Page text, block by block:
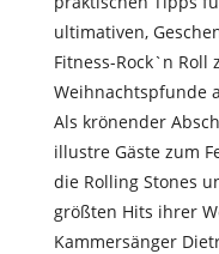
ultimativen‚
Fitness-Rock`n
Weihnachtspfunde
Als krönender
illustre Gäste zum
die Rolling Stones
größten Hits ihrer
Kammersänger